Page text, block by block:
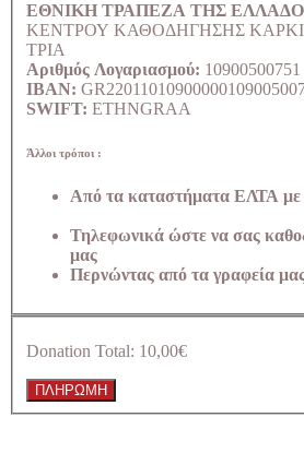
ΕΘΝΙΚΗ ΤΡΑΠΕΖΑ ΤΗΣ
ΚΕΝΤΡΟΥ ΚΑΘΟΔΗΓΗΣΗΣ
ΤΡΙΑ
Αριθμός Λογαριασμού: 10900500751
IBAN:
SWIFT: ETHNGRAA
Άλλοι τρόποι :
Από τα καταστήματα ΕΛΤΑ με
Τηλεφωνικά ώστε να σας
μας
Περνώντας από τα γραφεία
Donation Total: 10,00€